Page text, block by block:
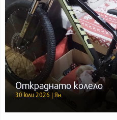
Откраднато колело
30 юли 2026 | Ян